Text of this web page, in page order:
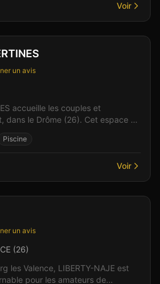
Voir
un avis
accueille les couples et
Drôme (26). Cet espace de
Piscine
Voir
+4
un avis
(26)
les Valence, LIBERTY-NAJE est
pour les amateurs de